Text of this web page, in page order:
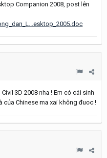
Companion 2008, post lên
3D 2008 nha ! Em có cái sinh
của Chinese ma xai không đuoc !